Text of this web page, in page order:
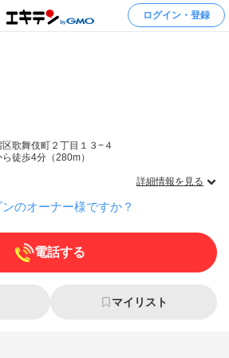
ログイン・登録
歌舞伎町２丁目１３−４
徒歩4分（280m）
詳細情報を見る
のオーナー様ですか？
電話する
マイリスト